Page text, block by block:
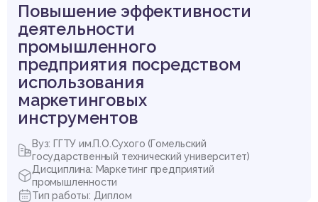
Повышение эффективности
деятельности
промышленного
предприятия посредством
использования
маркетинговых
инструментов
Вуз: ГГТУ им.П.О.Сухого (Гомельский
государственный технический университет)
Дисциплина: Маркетинг предприятий
промышленности
Тип работы: Диплом